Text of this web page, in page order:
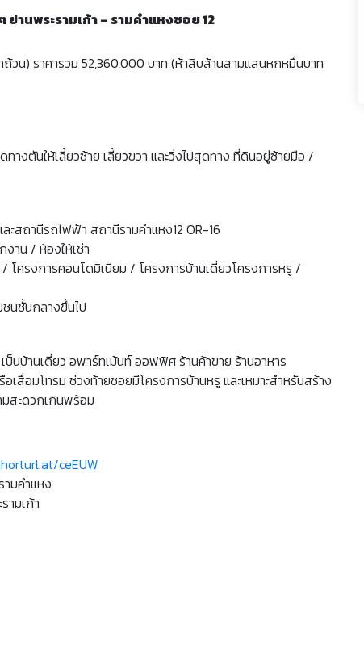
นพระรามเก้า – รามคำแหงซอย 12
วน) ราคารวม 52,360,000 บาท (ห้าสิบล้านสามแสนหกหมื่นบาท
างตันให้เลี้ยวซ้าย เลี้ยวขวา และวิ่งไปสุดทาง ที่ดินอยู่ซ้ายมือ /
สถานีรถไฟฟ้า สถานีรามคำแหง12 OR-16
าน / ห้องให้เช่า
ครงการคอนโดมิเนียม / โครงการบ้านเดี่ยวโครงการหรู /
นชั้นกลางขึ้นไป
นบ้านเดี่ยว อพาร์ทเม้นท์ ออฟฟิศ ร้านค้าขาย ร้านอาหาร
สื่อมโทรม ช่วงท้ายซอยมีโครงการบ้านหรู และเหมาะสำหรับสร้าง
สะดวกเกินพร้อม
ceEUW
มคำแหง
ามเก้า